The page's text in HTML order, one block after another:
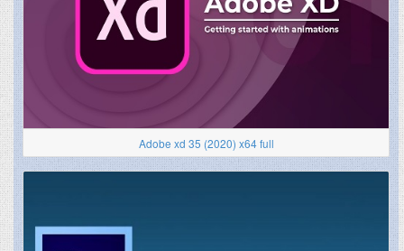
Adobe xd 35 (2020) x64 full